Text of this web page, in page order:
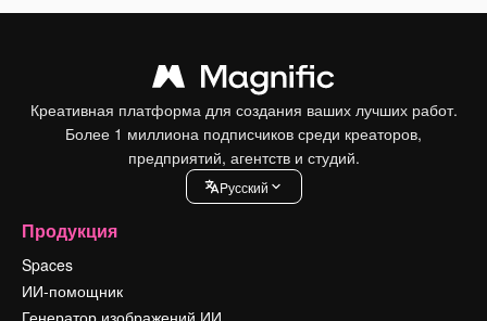
Креативная платформа для создания ваших лучших работ.
Более 1 миллиона подписчиков среди креаторов,
предприятий, агентств и студий.
Pусский
Продукция
Spaces
ИИ-помощник